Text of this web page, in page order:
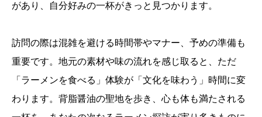
があり、自分好みの一杯がきっと見つかります。
訪問の際は混雑を避ける時間帯やマナー、予めの準備も
重要です。地元の素材や味の流れを感じ取ると、ただ
「ラーメンを食べる」体験が「文化を味わう」時間に変
わります。背脂醤油の聖地を歩き、心も体も満たされる